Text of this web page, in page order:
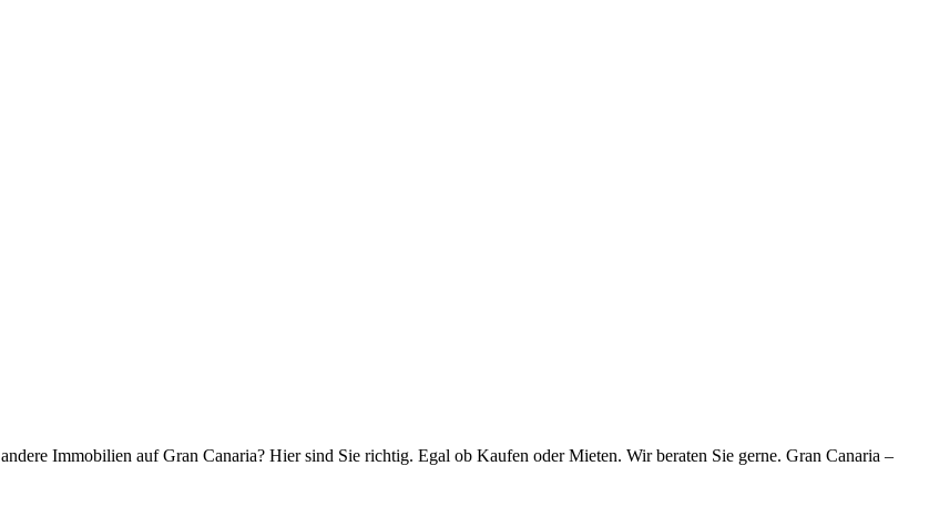
Immobilien auf Gran Canaria? Hier sind Sie richtig. Egal ob Kaufen oder Mieten. Wir beraten Sie gerne. Gran Canaria –